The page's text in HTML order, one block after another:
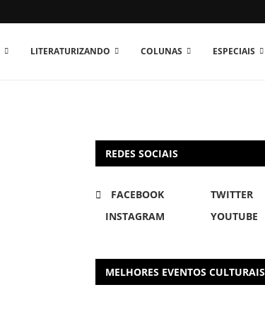
LITERATURIZANDO COLUNAS ESPECIAIS
REDES SOCIAIS
FACEBOOK
TWITTER
INSTAGRAM
YOUTUBE
MELHORES EVENTOS CULTURAIS